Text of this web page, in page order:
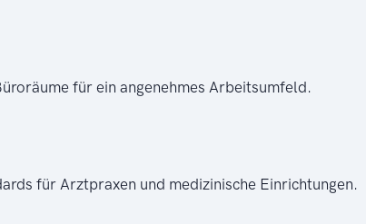
für ein angenehmes Arbeitsumfeld.
für Arztpraxen und medizinische Einrichtungen.